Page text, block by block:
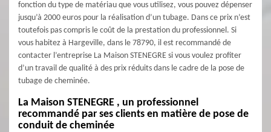
fonction du type de matériau que vous utilisez, vous pouvez dépenser
jusqu’à 2000 euros pour la réalisation d’un tubage. Dans ce prix n’est
toutefois pas compris le coût de la prestation du professionnel. Si
vous habitez à Hargeville, dans le 78790, il est recommandé de
contacter l’entreprise La Maison STENEGRE si vous voulez profiter
d’un travail de qualité à des prix réduits dans le cadre de la pose de
tubage de cheminée.
La Maison STENEGRE , un professionnel
recommandé par ses clients en matière de pose de
conduit de cheminée